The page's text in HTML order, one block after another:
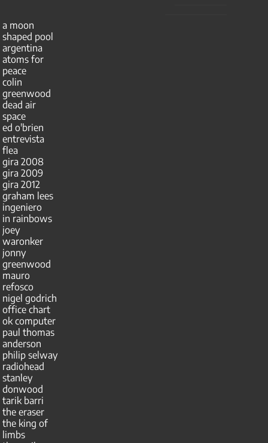
a moon
shaped pool
argentina
atoms for
peace
colin
greenwood
dead air
space
ed o'brien
entrevista
flea
gira 2008
gira 2009
gira 2012
graham lees
ingeniero
in rainbows
joey
waronker
jonny
greenwood
mauro
refosco
nigel godrich
office chart
ok computer
paul thomas
anderson
philip selway
radiohead
stanley
donwood
tarik barri
the eraser
the king of
limbs